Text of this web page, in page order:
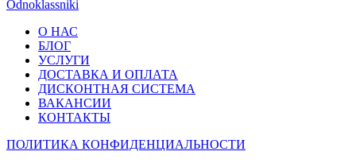
Odnoklassniki
О НАС
БЛОГ
УСЛУГИ
ДОСТАВКА И ОПЛАТА
ДИСКОНТНАЯ СИСТЕМА
ВАКАНСИИ
КОНТАКТЫ
ПОЛИТИКА КОНФИДЕНЦИАЛЬНОСТИ